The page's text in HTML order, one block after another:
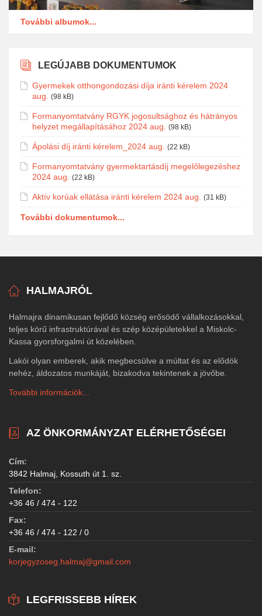
További albumok...
LEGÚJABB DOKUMENTUMOK
Gyermekek otthongondozási díja iránti kérelem 2024
aug.
(98 kB)
Formanyomtatvány RGYK jogosultsághoz és hátrányos
helyzet megállapításához 2024 aug.
(98 kB)
Ápolási díj iránti kérelem_2024 aug. (22 kB)
Formanyomtatvány gyermektartásdíj megelőlegezéshez
2024 aug.
(22 kB)
Aktív korúak ellátása iránti kérelem 2024 aug. (31 kB)
További dokumentumok...
HALMAJRÓL
Halmajra dinamikusan fejlődő község erősödő vállalkozásokkal,
teljes körű infrastruktúrával és szép középületekkel a Miskolc-
Kassa gyorsforgalmi út közelében.
Lakói olyan emberek, akik megbecsülve a múltat és az elődök
nehéz, áldozatos munkáját, bizakodva tekintenek a jövőbe.
További információk...
AZ ÖNKORMÁNYZAT ELÉRHETŐSÉGEI
Cím:
3842 Halmaj, Kossuth út 1. sz.
Telefon:
+36 46 / 474 - 122
Fax:
+36 46 / 474 - 122 / 0
E-mail:
korjegyzoseg.halmaj@gmail.com
LEGFRISSEBB HÍREK